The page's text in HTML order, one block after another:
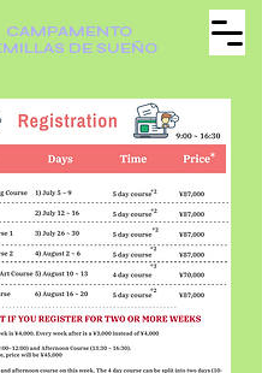
CAMPAMENTO
DE SUEÑO